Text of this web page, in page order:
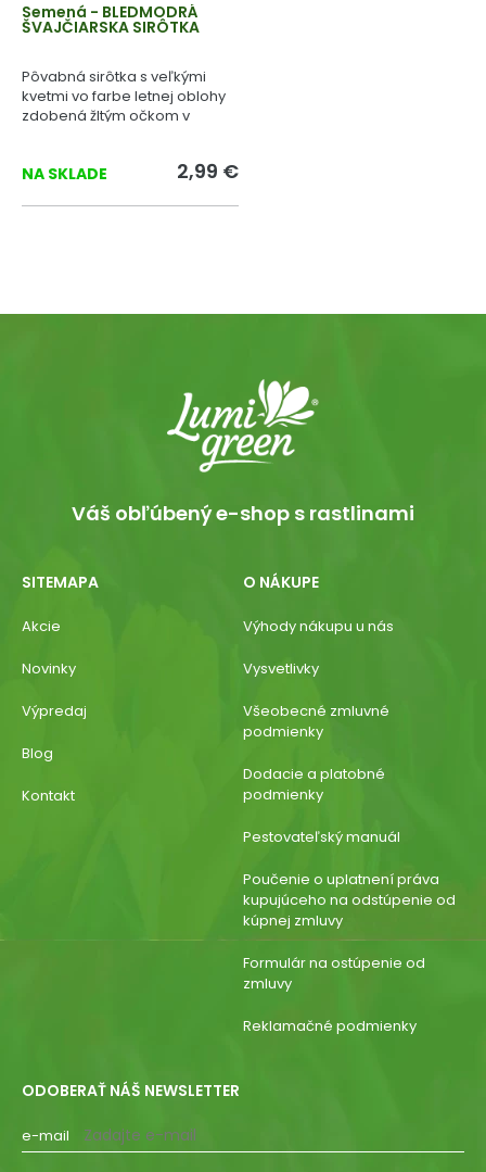
Semená - BLEDMODRÁ
ŠVAJČIARSKA SIRÔTKA
Pôvabná sirôtka s veľkými
kvetmi vo farbe letnej oblohy
zdobená žltým očkom v
NA SKLADE 2,99 €
Váš obľúbený e-shop s rastlinami
SITEMAPA
Akcie
Novinky
Výpredaj
Blog
Kontakt
O NÁKUPE
Výhody nákupu u nás
Vysvetlivky
Všeobecné zmluvné
podmienky
Dodacie a platobné
podmienky
Pestovateľský manuál
Poučenie o uplatnení práva
kupujúceho na odstúpenie od
kúpnej zmluvy
Formulár na ostúpenie od
zmluvy
Reklamačné podmienky
ODOBERAŤ NÁŠ NEWSLETTER
e-mail